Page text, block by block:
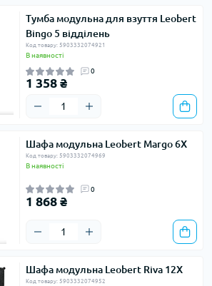
Тумба модульна для взуття Leobert
Bingo 5 відділень
Код товару: 5903332074921
В наявності
0
1 358 ₴
Шафа модульна Leobert Margo 6X
Код товару: 5903332074969
В наявності
0
1 868 ₴
Шафа модульна Leobert Riva 12X
Код товару: 5903332074952